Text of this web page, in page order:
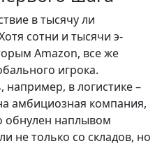
в тысячу ли
сотни и тысячи э-
Amazon, все же
игрока.
в логистике –
амбициозная компания,
обнулен наплывом
не только со складов, но